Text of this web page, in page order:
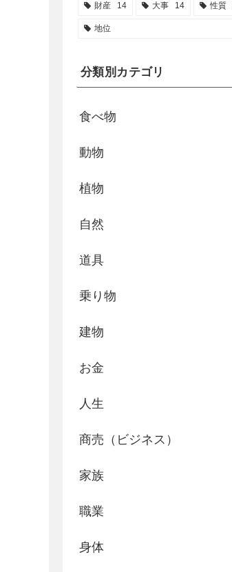
財産 14 大事 14 性質
地位
分類別カテゴリ
食べ物
動物
植物
自然
道具
乗り物
建物
お金
人生
商売（ビジネス）
家族
職業
身体